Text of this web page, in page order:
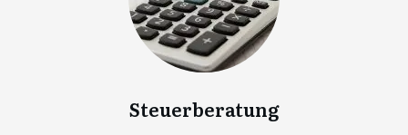
Steuerberatung